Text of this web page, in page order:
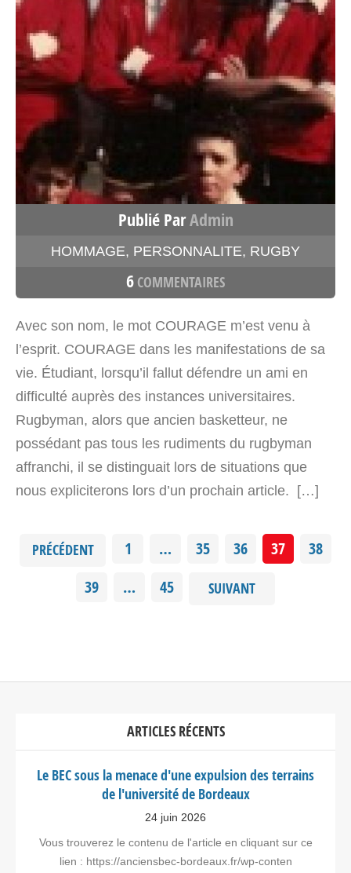
Publié ParAdmin
HOMMAGE, PERSONNALITE, RUGBY
6 COMMENTAIRES
Avec son nom, le mot COURAGE m’est venu à
l’esprit. COURAGE dans les manifestations de sa
vie. Étudiant, lorsqu’il fallut défendre un ami en
difficulté auprès des instances universitaires.
Rugbyman, alors que ancien basketteur, ne
possédant pas tous les rudiments du rugbyman
affranchi, il se distinguait lors de situations que
nous expliciterons lors d’un prochain article. […]
PRÉCÉDENT 1 … 35 36 37
38
39
… 45 SUIVANT
ARTICLES RÉCENTS
Le BEC sous la menace d'une expulsion des terrains
de l'université de Bordeaux
24 juin 2026
Vous trouverez le contenu de l'article en cliquant sur ce
lien : https://anciensbec-bordeaux.fr/wp-conten